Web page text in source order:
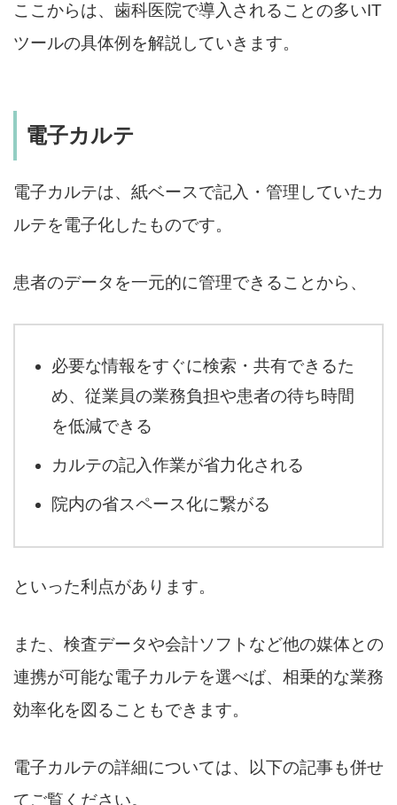
ここからは、歯科医院で導入されることの多いIT
ツールの具体例を解説していきます。
電子カルテ
電子カルテは、紙ベースで記入・管理していたカ
ルテを電子化したものです。
患者のデータを一元的に管理できることから、
必要な情報をすぐに検索・共有できるた
め、従業員の業務負担や患者の待ち時間
を低減できる
カルテの記入作業が省力化される
院内の省スペース化に繋がる
といった利点があります。
また、検査データや会計ソフトなど他の媒体との
連携が可能な電子カルテを選べば、相乗的な業務
効率化を図ることもできます。
電子カルテの詳細については、以下の記事も併せ
てご覧ください。